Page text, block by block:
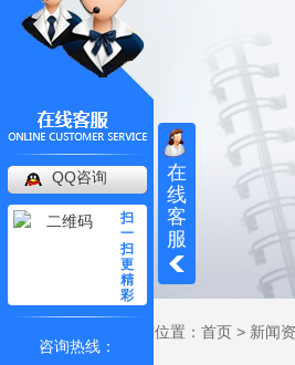
当前位置： 首页 > 新闻
在
线
客
服
QQ咨询
扫
一
扫
更
精
彩
咨询热线：